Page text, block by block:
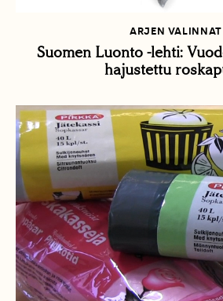
ARJEN VALINNAT
Suomen Luonto -lehti:
hajustettu